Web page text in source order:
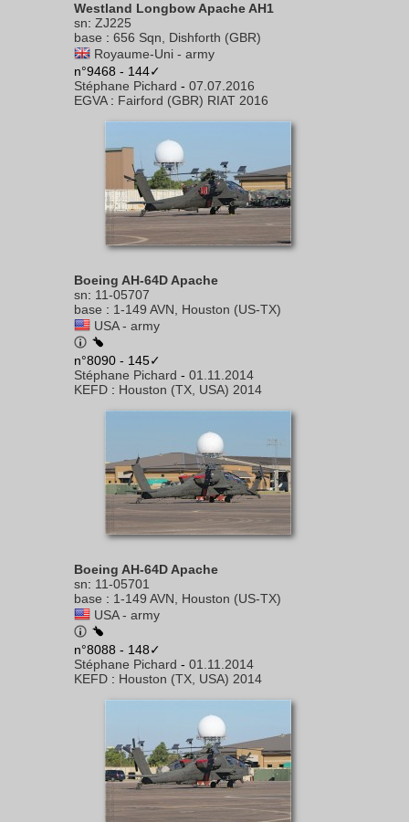
Westland Longbow Apache AH1
sn: ZJ225
base : 656 Sqn, Dishforth (GBR)
Royaume-Uni - army
n°9468 - 144✓
Stéphane Pichard - 07.07.2016
EGVA: Fairford (GBR) RIAT 2016
Boeing AH-64D Apache
sn: 11-05707
base : 1-149 AVN, Houston (US-TX)
USA - army
n°8090 - 145✓
Stéphane Pichard - 01.11.2014
KEFD : Houston (TX, USA) 2014
Boeing AH-64D Apache
sn: 11-05701
base : 1-149 AVN, Houston (US-TX)
USA - army
n°8088 - 148✓
Stéphane Pichard - 01.11.2014
KEFD : Houston (TX, USA) 2014